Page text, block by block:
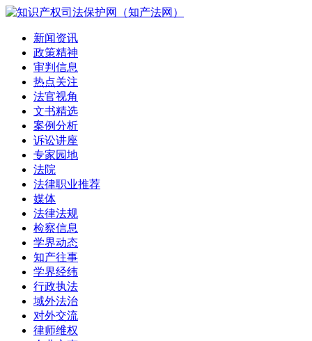
新闻资讯
政策精神
审判信息
热点关注
法官视角
文书精选
案例分析
诉讼讲座
专家园地
法院
法律职业推荐
媒体
法律法规
检察信息
学界动态
知产往事
学界经纬
行政执法
域外法治
对外交流
律师维权